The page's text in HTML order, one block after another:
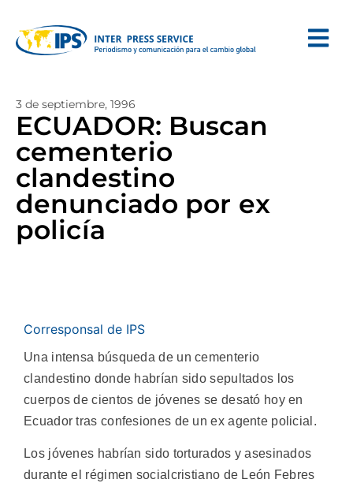
3 de septiembre, 1996
ECUADOR: Buscan
cementerio
clandestino
denunciado por ex
policía
Corresponsal de IPS
Una intensa búsqueda de un cementerio
clandestino donde habrían sido sepultados los
cuerpos de cientos de jóvenes se desató hoy en
Ecuador tras confesiones de un ex agente policial.
Los jóvenes habrían sido torturados y asesinados
durante el régimen socialcristiano de León Febres